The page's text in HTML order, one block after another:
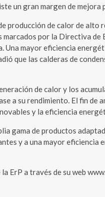
un gran margen de mejora
producción de calor de
por la Directiva de
Una mayor eficiencia
que las calderas de
de calor y los
a su rendimiento. El fin de
y la eficiencia
gama de productos
y a una mayor eficiencia
a través de su web